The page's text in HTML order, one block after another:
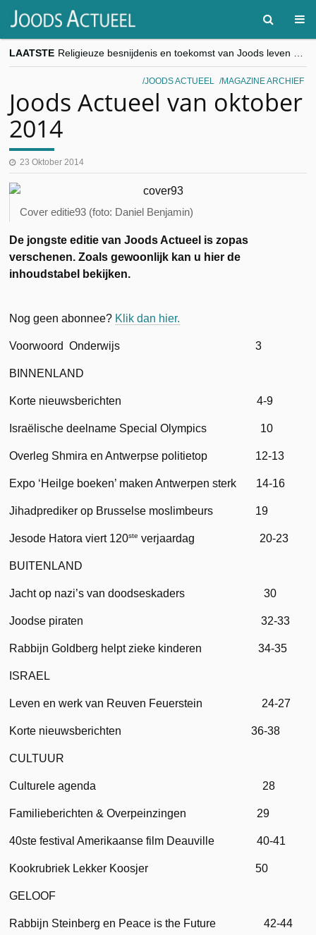
LAATSTE
“Besnijdenisdebat toont hoe moeilijk seculiere Westen minderheden begrijpt”, Jinnih Beels (Vooruit)
CITYTRIP | ROEMENIË – Boekarest: de verrassing van Oost-Europa
goKosher lanceert nieuwe website en samenwerking met Mishpacha voor kosher travel en simchas wereldwijd
JOODS ACTUEEL MAGAZINE ARCHIEF
Joods Actueel van oktober
2014
23 Oktober 2014
Cover editie93 (foto: Daniel Benjamin)
De jongste editie van Joods Actueel is zopas
verschenen. Zoals gewoonlijk kan u hier de
inhoudstabel bekijken.
Nog geen abonnee? Klik dan hier.
Voorwoord Onderwijs 3
BINNENLAND
Korte nieuwsberichten 4-9
Israëlische deelname Special Olympics 10
Overleg Shmira en Antwerpse politietop 12-13
Expo ‘Heilge boeken’ maken Antwerpen sterk 14-16
Jihadprediker op Brusselse moslimbeurs 19
Jesode Hatora viert 120ste verjaardag 20-23
BUITENLAND
Jacht op nazi’s van doodseskaders 30
Joodse piraten 32-33
Rabbijn Goldberg helpt zieke kinderen 34-35
ISRAEL
Leven en werk van Reuven Feuerstein 24-27
Korte nieuwsberichten 36-38
CULTUUR
Culturele agenda 28
Familieberichten & Overpeinzingen 29
40ste festival Amerikaanse film Deauville 40-41
Kookrubriek Lekker Koosjer 50
GELOOF
Rabbijn Steinberg en Peace is the Future 42-44